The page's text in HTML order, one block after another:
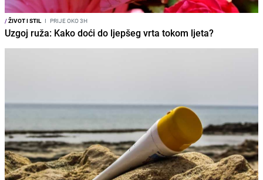
/ŽIVOT I STIL I PRIJE OKO 3H
Uzgoj ruža: Kako doći do ljepšeg vrta tokom ljeta?